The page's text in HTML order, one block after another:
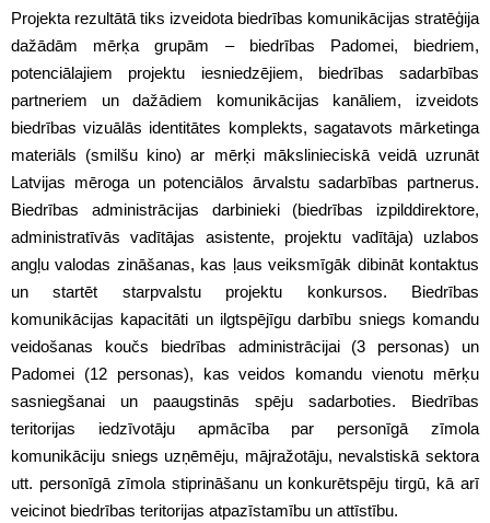
Projekta rezultātā tiks izveidota biedrības komunikācijas stratēģija
dažādām mērķa grupām – biedrības Padomei, biedriem,
potenciālajiem projektu iesniedzējiem, biedrības sadarbības
partneriem un dažādiem komunikācijas kanāliem, izveidots
biedrības vizuālās identitātes komplekts, sagatavots mārketinga
materiāls (smilšu kino) ar mērķi mākslinieciskā veidā uzrunāt
Latvijas mēroga un potenciālos ārvalstu sadarbības partnerus.
Biedrības administrācijas darbinieki (biedrības izpilddirektore,
administratīvās vadītājas asistente, projektu vadītāja) uzlabos
angļu valodas zināšanas, kas ļaus veiksmīgāk dibināt kontaktus
un startēt starpvalstu projektu konkursos. Biedrības
komunikācijas kapacitāti un ilgtspējīgu darbību sniegs komandu
veidošanas koučs biedrības administrācijai (3 personas) un
Padomei (12 personas), kas veidos komandu vienotu mērķu
sasniegšanai un paaugstinās spēju sadarboties. Biedrības
teritorijas iedzīvotāju apmācība par personīgā zīmola
komunikāciju sniegs uzņēmēju, mājražotāju, nevalstiskā sektora
utt. personīgā zīmola stiprināšanu un konkurētspēju tirgū, kā arī
veicinot biedrības teritorijas atpazīstamību un attīstību.